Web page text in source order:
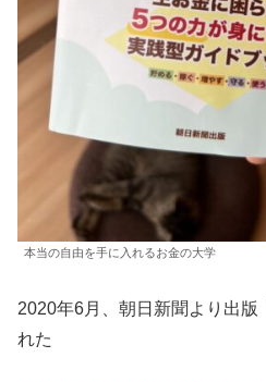
本当の自由を手に入れるお金の大学
2020年6月、朝日新聞より出版
れた